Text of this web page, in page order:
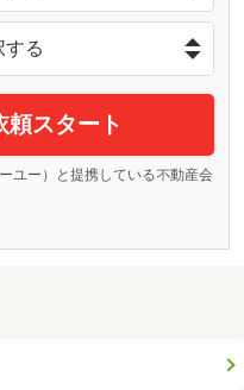
頼スタート
ユー）と提携している不動産会